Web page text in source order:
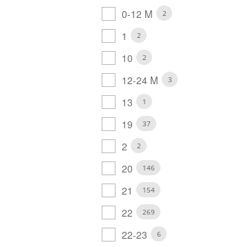
0-12 M 2
1 2
10 2
12-24 M 3
13 1
19 37
2 2
20 146
21 154
22 269
22-23 6